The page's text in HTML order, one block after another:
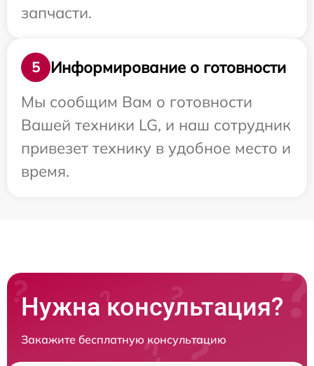
запчасти.
5
Информирование о готовности
Мы сообщим Вам о готовности
Вашей техники LG, и наш сотрудник
привезет технику в удобное место и
время.
Нужна консультация?
Закажите бесплатную консультацию